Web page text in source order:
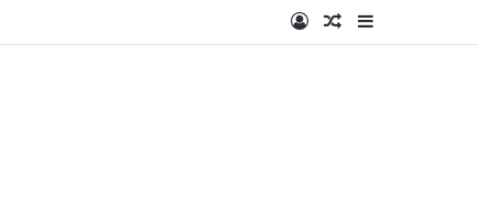
Log InArticol aleatoriu